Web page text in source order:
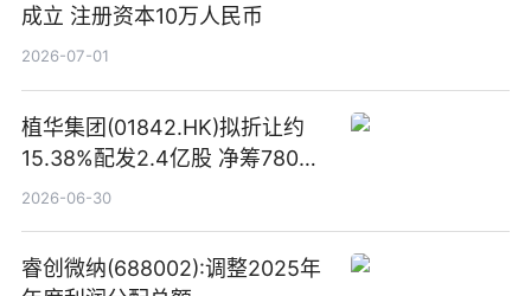
成立 注册资本10万人民币
2026-07-01
植华集团(01842.HK)拟折让约
15.38%配发2.4亿股 净筹780万
港元
2026-06-30
睿创微纳(688002):调整2025年